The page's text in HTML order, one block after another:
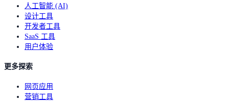
人工智能 (AI)
设计工具
开发者工具
SaaS 工具
用户体验
更多探索
网页应用
营销工具